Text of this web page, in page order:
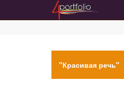
"Красивая речь"